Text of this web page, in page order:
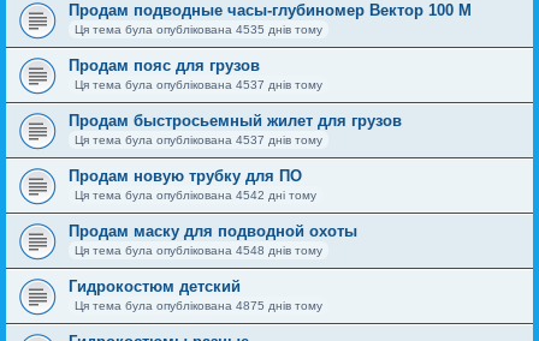
Продам подводные часы-глубиномер Вектор 100 М
Ця тема була опублікована 4535 днів тому
Продам пояс для грузов
Ця тема була опублікована 4537 днів тому
Продам быстросьемный жилет для грузов
Ця тема була опублікована 4537 днів тому
Продам новую трубку для ПО
Ця тема була опублікована 4542 дні тому
Продам маску для подводной охоты
Ця тема була опублікована 4548 днів тому
Гидрокостюм детский
Ця тема була опублікована 4875 днів тому